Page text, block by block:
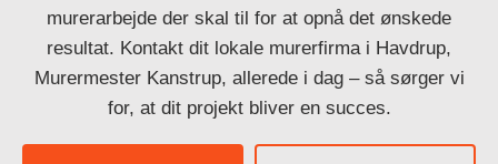
murerarbejde der skal til for at opnå det ønskede
resultat. Kontakt dit lokale murerfirma i Havdrup,
Murermester Kanstrup, allerede i dag – så sørger vi
for, at dit projekt bliver en succes.